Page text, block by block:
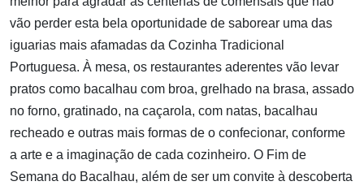
vão perder esta bela oportunidade de saborear uma das
iguarias mais afamadas da Cozinha Tradicional
Portuguesa. À mesa, os restaurantes aderentes vão levar
pratos como bacalhau com broa, grelhado na brasa, assado
no forno, gratinado, na caçarola, com natas, bacalhau
recheado e outras mais formas de o confecionar, conforme
a arte e a imaginação de cada cozinheiro. O Fim de
Semana do Bacalhau, além de ser um convite à descoberta